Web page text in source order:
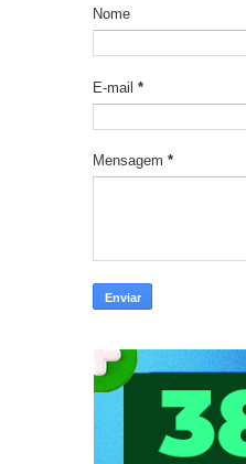
Nome
E-mail *
Mensagem *